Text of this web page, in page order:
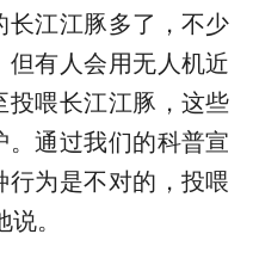
长江江豚多了，不少
有人会用无人机近
投喂长江江豚，这些
通过我们的科普宣
为是不对的，投喂
。